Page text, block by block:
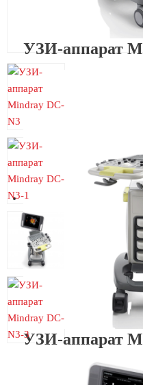
УЗИ-аппарат
УЗИ-аппарат
УЗИ-